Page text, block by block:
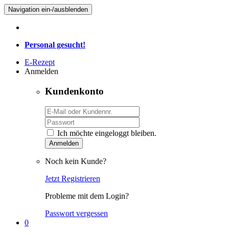
Navigation ein-/ausblenden
Personal gesucht!
E-Rezept
Anmelden
Kundenkonto
Ich möchte eingeloggt bleiben.
Anmelden
Noch kein Kunde?
Jetzt Registrieren
Probleme mit dem Login?
Passwort vergessen
0